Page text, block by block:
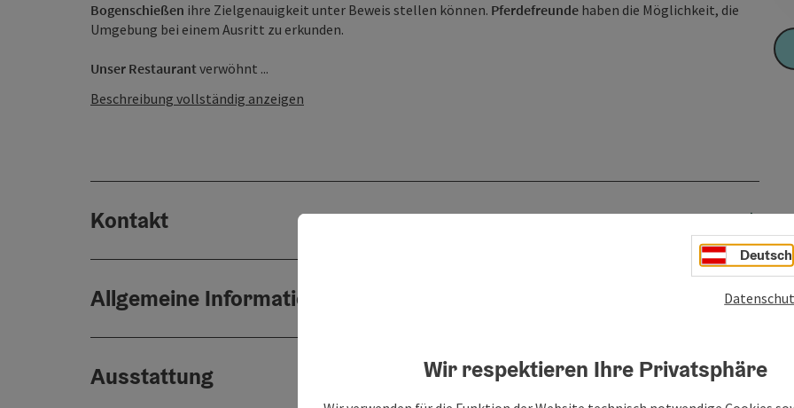
Bogenschießen ihre Zielgenauigkeit unter Beweis stellen können. Pferdefreunde haben die Möglichkeit, die
Umgebung bei einem Ausritt zu erkunden.
Unser Restaurantverwöhnt ...
Beschreibung vollständig anzeigen
Kontakt
Allgemeine Informationen
Ausstattung
Deutsch
Wir respektieren Ihre Privatsphäre